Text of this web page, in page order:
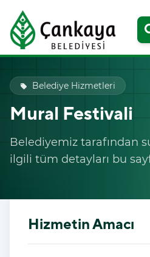
local_offer Belediye Hizmetleri
Mural Festivali
Belediyemiz tarafından
ilgili tüm detayları bu
Hizmetin Amacı